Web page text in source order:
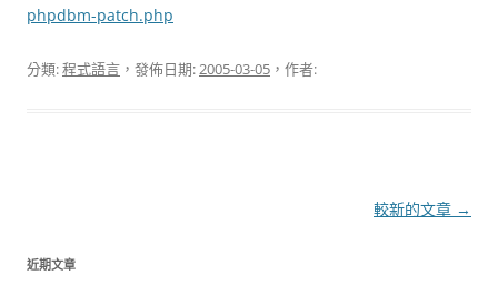
phpdbm-patch.php
分類:程式語言 ，發佈日期:2005-03-05 ，作者:
導
較新的文章 →
近期文章